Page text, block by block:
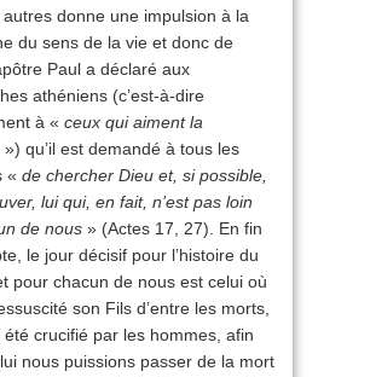
donne une impulsion à la
du sens de la vie et donc de
Paul a déclaré aux
athéniens (c’est-à-dire
à « ceux qui aiment la
») qu’il est demandé à tous les
« de chercher Dieu et, si possible,
lui qui, en fait, n’est pas loin
de nous » (Actes 17, 27). En fin
le jour décisif pour l’histoire du
pour chacun de nous est celui où
son Fils d’entre les morts,
été crucifié par les hommes, afin
nous puissions passer de la mort